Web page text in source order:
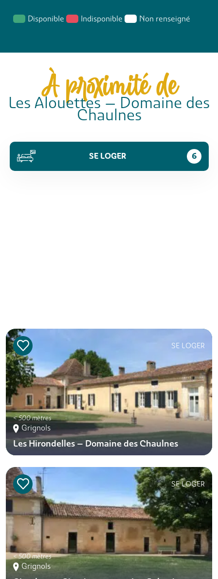
Disponible Indisponible Non renseigné
À proximité de
Les Alouettes – Domaine des
Chaulnes
SE LOGER 6
SE LOGER
< 500 mètres
Grignols
Les Hirondelles – Domaine des Chaulnes
SE LOGER
< 500 mètres
Grignols